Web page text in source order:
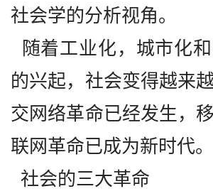
社会学的分析视角。
的兴起，社会变得越来
交网络革命已经发生，
联网革命已成为新时代。
  社会的三大革命